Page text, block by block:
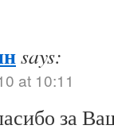
says:
at 10:11
за